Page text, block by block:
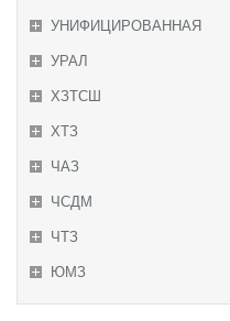
УНИФИЦИРОВАННАЯ
УРАЛ
ХЗТСШ
ХТЗ
ЧАЗ
ЧСДМ
ЧТЗ
ЮМЗ